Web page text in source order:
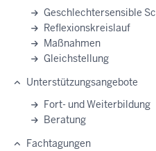
Geschlechtersensible
Reflexionskreislauf
Maßnahmen
Gleichstellung
Unterstützungsangebote
Fort- und Weiterbildung
Beratung
Fachtagungen